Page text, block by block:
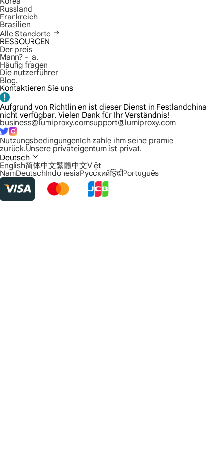
Russland
Frankreich
Brasilien
Alle Standorte
RESSOURCEN
Der preis
Mann? - ja.
Häufig fragen
Die nutzerführer
Blog.
Kontaktieren Sie uns
Aufgrund von Richtlinien ist dieser Dienst in Festlandchina
nicht verfügbar. Vielen Dank für Ihr Verständnis!
business@lumiproxy.comsupport@lumiproxy.com
NutzungsbedingungenIch zahle ihm seine prämie
zurück.Unsere privateigentum ist privat.
Deutsch
English简体中文繁體中文Việt
NamDeutschIndonesiaРусскийहिंदीPortuguês